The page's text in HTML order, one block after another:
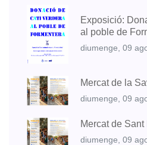
Exposició:
al poble de
diumenge, 09
Mercat de la
diumenge, 09
Mercat de
diumenge, 09